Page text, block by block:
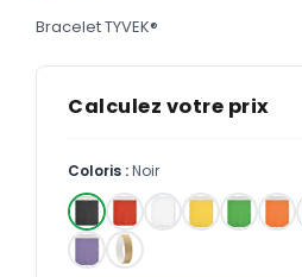
Bons de commande
GRAND FORMAT
Posters
Bracelet TYVEK®
Calculez votre prix
Coloris :Noir
✓